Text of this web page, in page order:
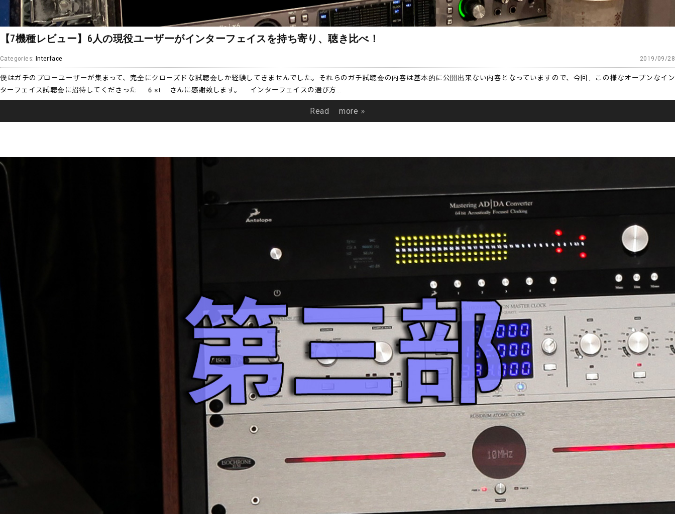
【7機種レビュー】6人の現役ユーザーがインターフェイスを持ち寄り、聴き比べ！
Categories: Interface 2019/09/28
僕はガチのプローユーザーが集まって、完全にクローズドな試聴会しか経験してきませんでした。それらのガチ試聴会の内容は基本的に公開出来ない内容となっていますので、今回、この様なオープンなイン
ターフェイス試聴会に招待してくださった 6st さんに感謝致します。 インターフェイスの選び方…
Read more